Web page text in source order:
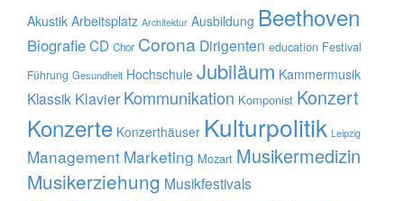
Akustik Arbeitsplatz Architektur Ausbildung Beethoven
BiografieCD Chor Corona Dirigenten education Festival
Führung Gesundheit Hochschule Jubiläum Kammermusik
Klassik Klavier Kommunikation Komponist Konzert
Konzerte Konzerthäuser Kulturpolitik Leipzig
Management Marketing Mozart Musikermedizin
Musikerziehung Musikfestivals